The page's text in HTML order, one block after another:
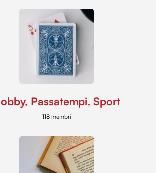
Passatempi, Sport
118 membri